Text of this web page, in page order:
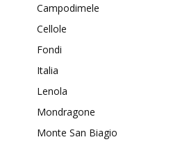
Campodimele
Cellole
Fondi
Italia
Lenola
Mondragone
Monte San Biagio